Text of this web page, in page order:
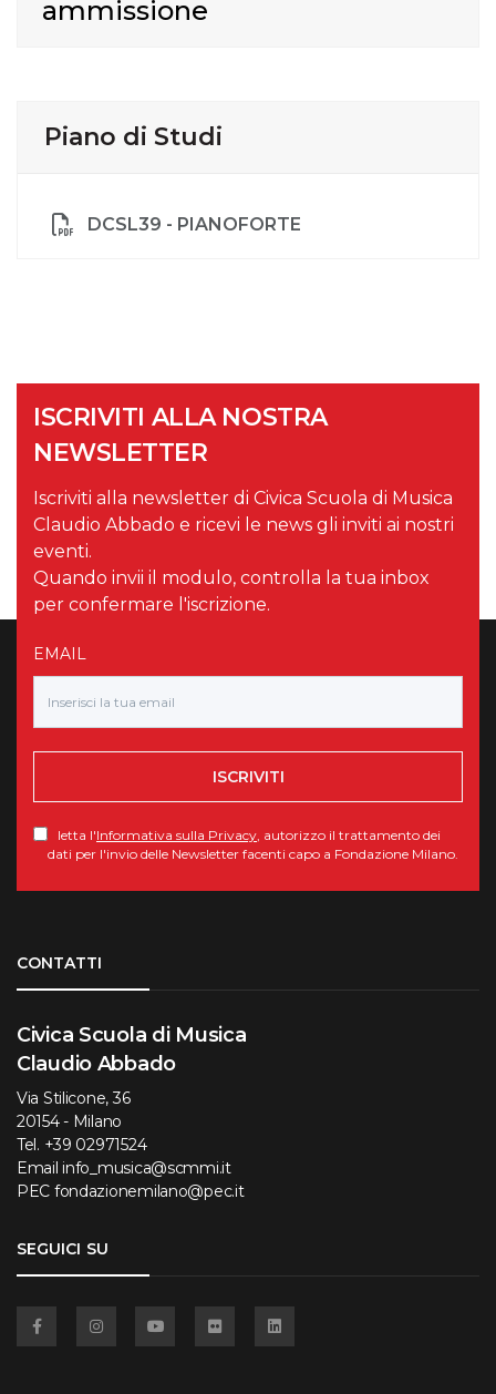
ammissione
Piano di Studi
DCSL39 - PIANOFORTE
ISCRIVITI ALLA NOSTRA
NEWSLETTER
Iscriviti alla newsletter di Civica Scuola di Musica
Claudio Abbado e ricevi le news gli inviti ai nostri
eventi.
Quando invii il modulo, controlla la tua inbox
per confermare l'iscrizione.
EMAIL
ISCRIVITI
letta l'Informativa sulla Privacy , autorizzo il trattamento dei
dati per l'invio delle Newsletter facenti capo a Fondazione Milano.
CONTATTI
Civica Scuola di Musica
Claudio Abbado
Via Stilicone, 36
20154 - Milano
Tel. +39 02971524
Email info_musica@scmmi.it
PEC fondazionemilano@pec.it
SEGUICI SU